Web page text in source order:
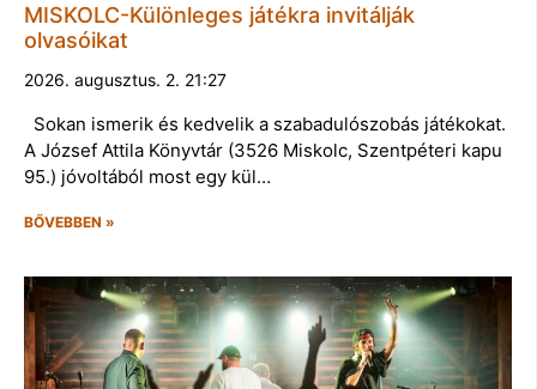
MISKOLC-Különleges játékra invitálják
olvasóikat
2026. augusztus. 2. 21:27
Sokan ismerik és kedvelik a szabadulószobás játékokat.
A József Attila Könyvtár (3526 Miskolc, Szentpéteri kapu
95.) jóvoltából most egy kül…
BŐVEBBEN »